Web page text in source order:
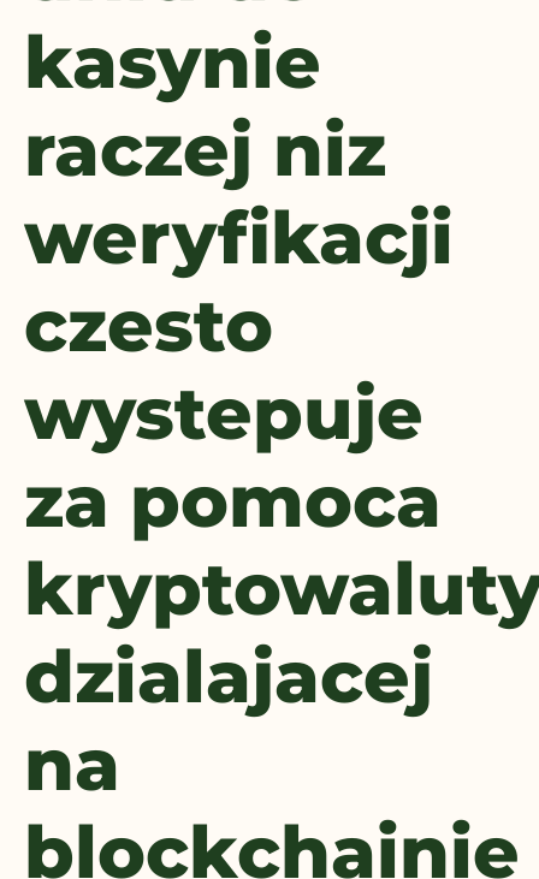
kasynie
raczej niz
weryfikacji
czesto
wystepuje
za pomoca
dzialajacej
na
blockchainie